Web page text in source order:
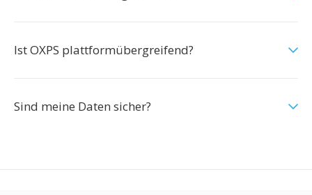
Ist OXPS plattformübergreifend?
Sind meine Daten sicher?